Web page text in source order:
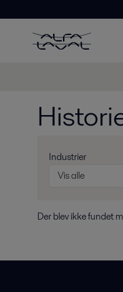
Industrier
Vis alle
Der blev ikke fundet